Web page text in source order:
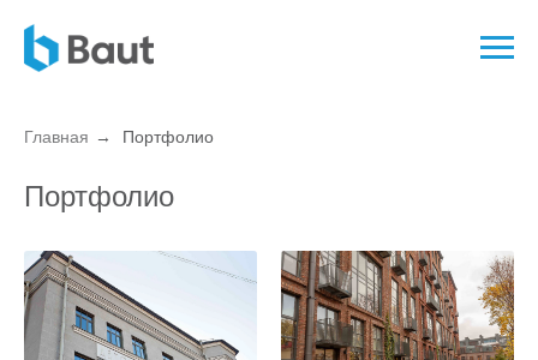
Главная → Портфолио
Портфолио